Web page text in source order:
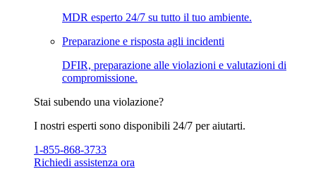
MDR esperto 24/7 su tutto il tuo ambiente.
Preparazione e risposta agli incidenti
DFIR, preparazione alle violazioni e valutazioni di
compromissione.
Stai subendo una violazione?
I nostri esperti sono disponibili 24/7 per aiutarti.
1-855-868-3733
Richiedi assistenza ora